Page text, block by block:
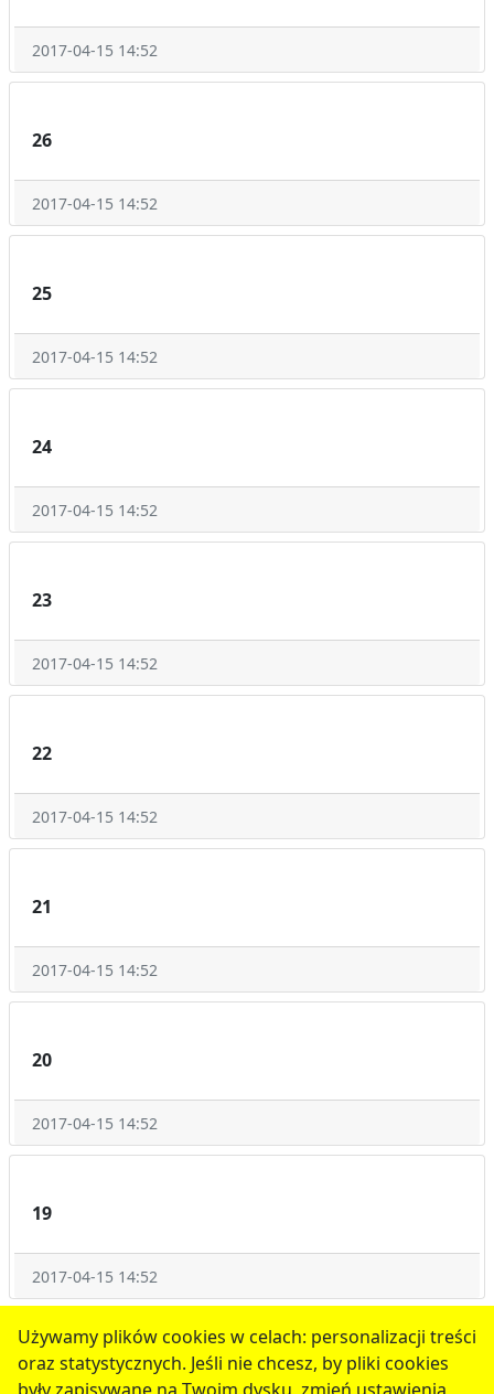
Używamy plików cookies w celach: personalizacji treści
oraz statystycznych. Jeśli nie chcesz, by pliki cookies
2017-04-15 14:52
26
2017-04-15 14:52
25
2017-04-15 14:52
24
2017-04-15 14:52
23
2017-04-15 14:52
22
2017-04-15 14:52
21
2017-04-15 14:52
20
2017-04-15 14:52
19
2017-04-15 14:52
1 2 3 następne
serwis jest częścią portalu miejskiegowww.chojnow.eu